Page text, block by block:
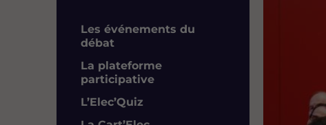
Résumé
Les événements du
débat
La plateforme
participative
L’Elec’Quiz